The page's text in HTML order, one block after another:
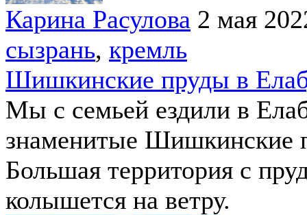
Карина Расулова 2 мая
сызрань, кремль
Шишкинские пруды в
Мы с семьей ездили в
знаменитые Шишкинские
Большая территория с
колышется на ветру.